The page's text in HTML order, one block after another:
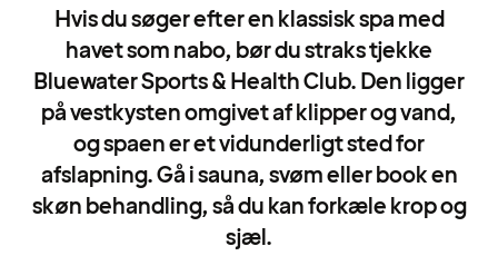
Hvis du søger efter en klassisk spa med
havet som nabo, bør du straks tjekke
Bluewater Sports & Health Club. Den ligger
på vestkysten omgivet af klipper og vand,
og spaen er et vidunderligt sted for
afslapning. Gå i sauna, svøm eller book en
skøn behandling, så du kan forkæle krop og
sjæl.